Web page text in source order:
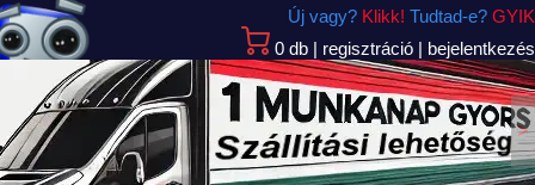
0 db | regisztráció | bejelentkezés
Új vagy? Klikk! Tudtad-e? GYIK
>